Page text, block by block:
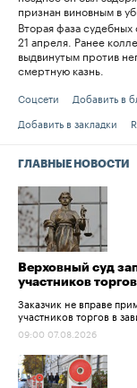
признан виновным в
Вторая фаза
21 апреля. Ранее
выдвинутым против
смертную казнь.
Соцсети Добавить в
Добавить в закладки
ГЛАВНЫЕ НОВОСТИ
Верховный суд
участников
Заказчик не вправе
участников торгов в
09:00 07.08.2026